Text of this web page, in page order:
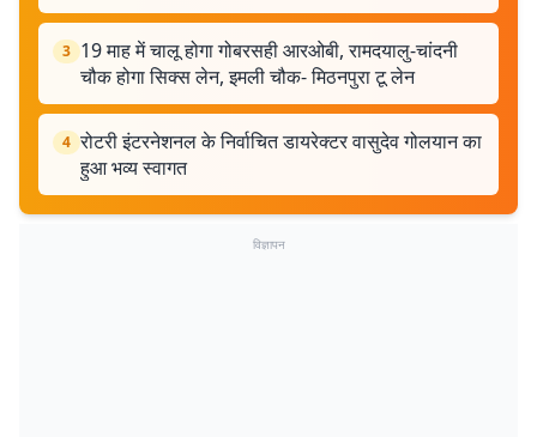
3 19 माह में चालू होगा गोबरसही आरओबी, रामदयालु-चांदनी
चौक होगा सिक्स लेन, इमली चौक- मिठनपुरा टू लेन
4 रोटरी इंटरनेशनल के निर्वाचित डायरेक्टर वासुदेव गोलयान का
हुआ भव्य स्वागत
विज्ञापन